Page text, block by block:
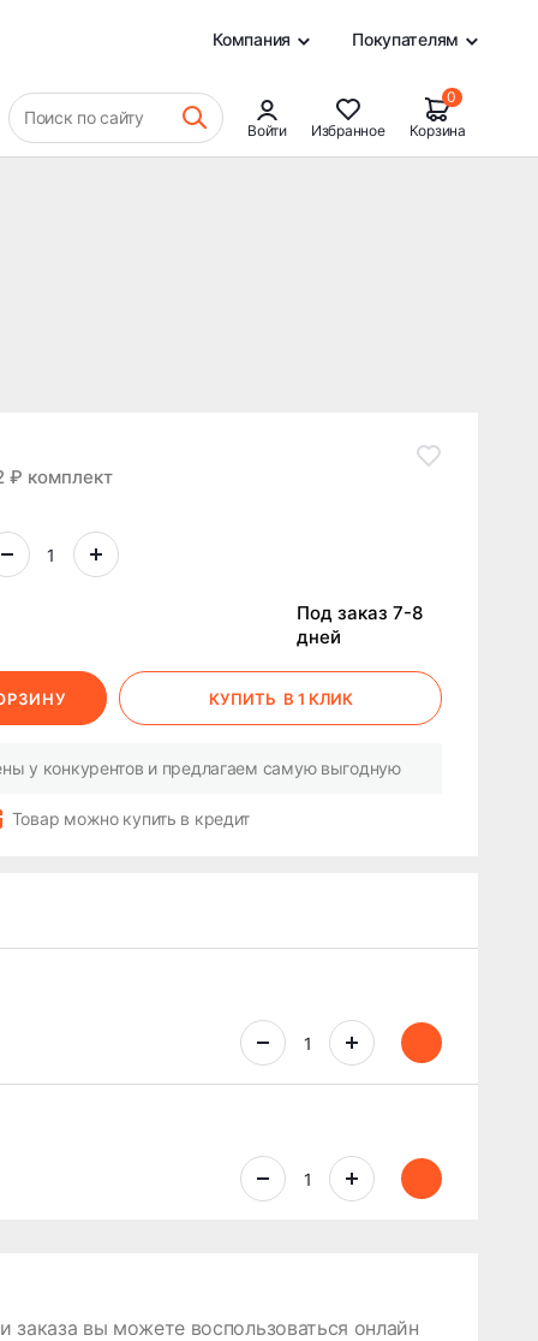
Компания Покупателям
Поиск по сайту
Войти Избранное
0
Корзина
₽ комплект
Под заказ 7-8
дней
КУПИТЬ В 1 КЛИК
у конкурентов и предлагаем самую выгодную
Товар можно купить в кредит
заказа вы можете воспользоваться онлайн